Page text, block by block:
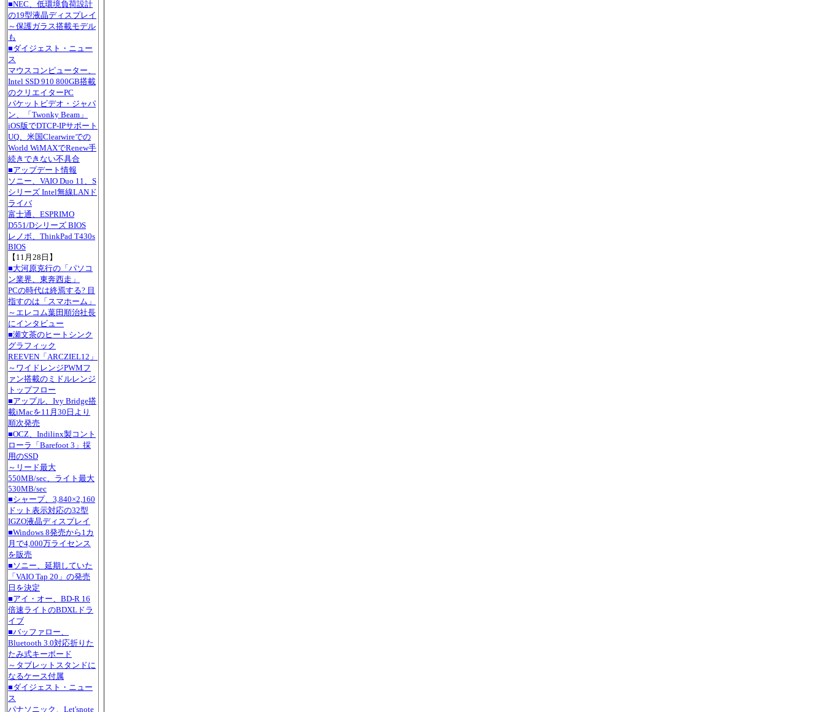
■NEC、低環境負荷設計
の19型液晶ディスプレイ
～保護ガラス搭載モデル
も
■ダイジェスト・ニュー
ス
マウスコンピューター、
Intel SSD 910 800GB搭載
のクリエイターPC
パケットビデオ・ジャパ
ン、「Twonky Beam」
iOS版でDTCP-IPサポート
UQ、米国Clearwireでの
World WiMAXでRenew手
続きできない不具合
■アップデート情報
ソニー、VAIO Duo 11、S
シリーズ Intel無線LANド
ライバ
富士通、ESPRIMO
D551/Dシリーズ BIOS
レノボ、ThinkPad T430s
BIOS
【11月28日】
■大河原克行の「パソコ
ン業界、東奔西走」
PCの時代は終焉する? 目
指すのは「スマホーム」
～エレコム葉田順治社長
にインタビュー
■瀬文茶のヒートシンク
グラフィック
REEVEN「ARCZIEL12」
～ワイドレンジPWMフ
ァン搭載のミドルレンジ
トップフロー
■アップル、Ivy Bridge搭
載iMacを11月30日より
順次発売
■OCZ、Indilinx製コント
ローラ「Barefoot 3」採
用のSSD
～リード最大
550MB/sec、ライト最大
530MB/sec
■シャープ、3,840×2,160
ドット表示対応の32型
IGZO液晶ディスプレイ
■Windows 8発売から1カ
月で4,000万ライセンス
を販売
■ソニー、延期していた
「VAIO Tap 20」の発売
日を決定
■アイ・オー、BD-R 16
倍速ライトのBDXLドラ
イブ
■バッファロー、
Bluetooth 3.0対応折りた
たみ式キーボード
～タブレットスタンドに
なるケース付属
■ダイジェスト・ニュー
ス
パナソニック、Let'snote